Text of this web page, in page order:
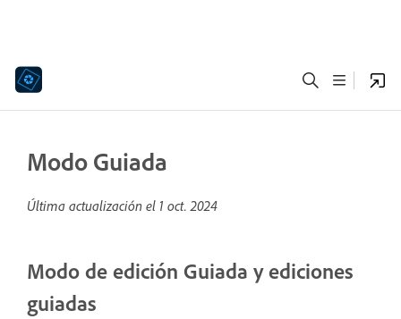
Modo Guiada
Última actualización el 1 oct. 2024
Modo de edición Guiada y ediciones
guiadas